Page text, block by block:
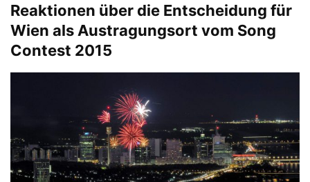
Reaktionen über die Entscheidung für
Wien als Austragungsort vom Song
Contest 2015